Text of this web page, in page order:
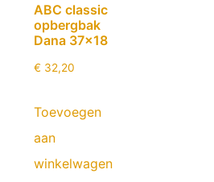
ABC classic
opbergbak
Dana 37×18
€ 32,20
Toevoegen
aan
winkelwagen